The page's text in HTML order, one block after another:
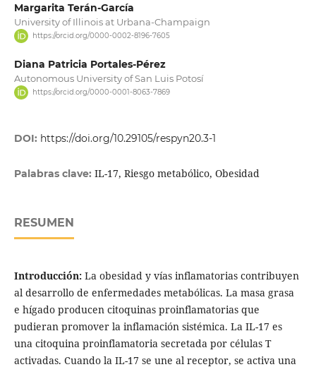
Margarita Terán-García
University of Illinois at Urbana-Champaign
https://orcid.org/0000-0002-8196-7605
Diana Patricia Portales-Pérez
Autonomous University of San Luis Potosí
https://orcid.org/0000-0001-8063-7869
DOI: https://doi.org/10.29105/respyn20.3-1
Palabras clave: IL-17, Riesgo metabólico, Obesidad
RESUMEN
Introducción: La obesidad y vías inflamatorias contribuyen
al desarrollo de enfermedades metabólicas. La masa grasa
e hígado producen citoquinas proinflamatorias que
pudieran promover la inflamación sistémica. La IL-17 es
una citoquina proinflamatoria secretada por células T
activadas. Cuando la IL-17 se une al receptor, se activa una